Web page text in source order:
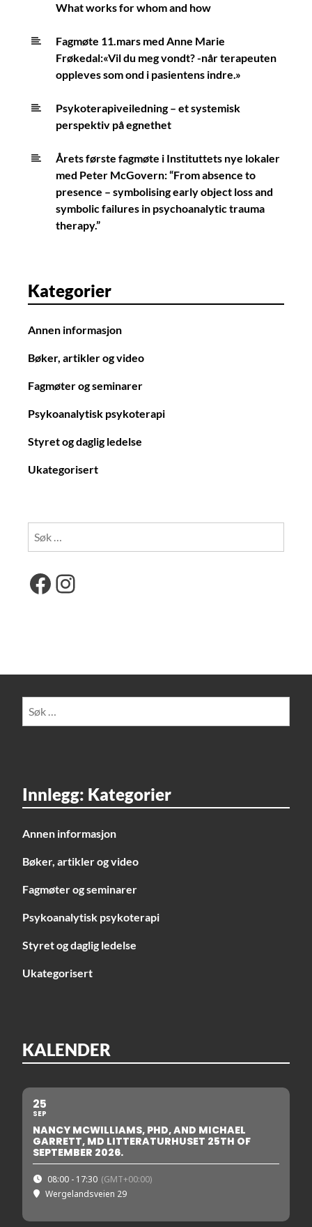
What works for whom and how
Fagmøte 11.mars med Anne Marie
Frøkedal:«Vil du meg vondt? -når terapeuten
oppleves som ond i pasientens indre.»
Psykoterapiveiledning – et systemisk
perspektiv på egnethet
Årets første fagmøte i Instituttets nye lokaler
med Peter McGovern: “From absence to
presence – symbolising early object loss and
symbolic failures in psychoanalytic trauma
therapy.”
Kategorier
Annen informasjon
Bøker, artikler og video
Fagmøter og seminarer
Psykoanalytisk psykoterapi
Styret og daglig ledelse
Ukategorisert
Facebook
Instagram
Innlegg: Kategorier
Annen informasjon
Bøker, artikler og video
Fagmøter og seminarer
Psykoanalytisk psykoterapi
Styret og daglig ledelse
Ukategorisert
KALENDER
25
SEP
NANCY MCWILLIAMS, PHD, AND MICHAEL
GARRETT, MD LITTERATURHUSET 25TH OF
SEPTEMBER 2026.
08:00 - 17:30 (GMT+00:00)
Wergelandsveien 29